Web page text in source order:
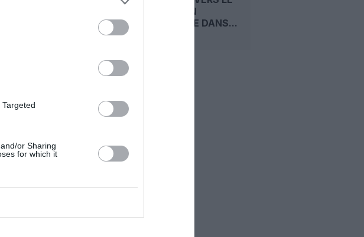
or Sharing
for which it
MAINE : UN
« INCENDIE DANS...